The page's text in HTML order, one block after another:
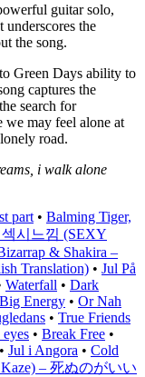
guitar solo,
the
the song.
Green Days ability to
captures the
search for
we may feel alone at
road.
i walk alone
part • Balming Tiger,
섹시느낌 (SEXY
& Shakira –
Translation) • Jul På
Waterfall • Dark
Big Energy • Or Nah
• True Friends
eyes • Break Free •
• Jul i Angora • Cold
– 死ぬのがいい